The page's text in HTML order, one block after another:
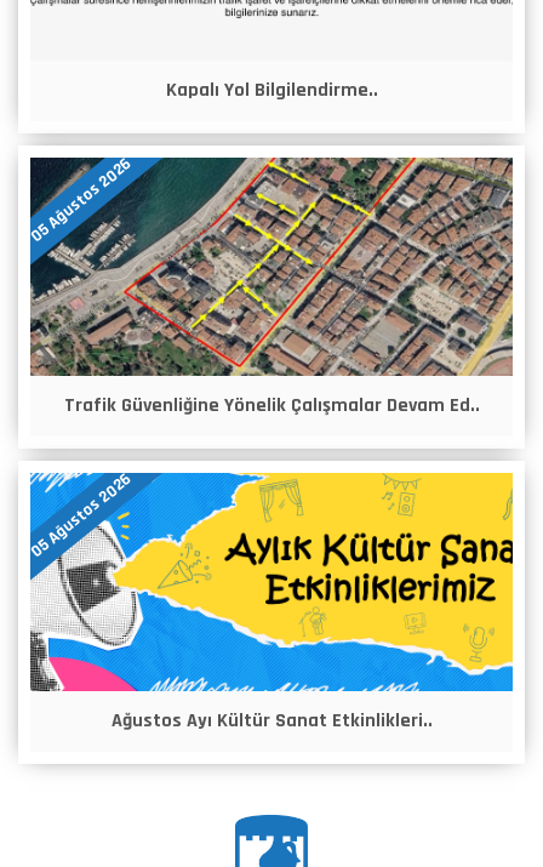
Kapalı Yol Bilgilendirme..
05 Ağustos 2026
Trafik Güvenliğine Yönelik Çalışmalar Devam Ed..
05 Ağustos 2026
Ağustos Ayı Kültür Sanat Etkinlikleri..